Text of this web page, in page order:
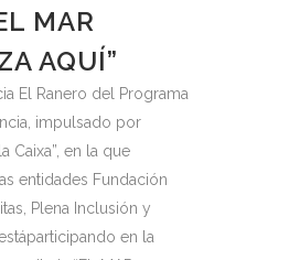
MAR
AQUÍ”
El Ranero del Programa
impulsado por
Caixa”, en la que
entidades Fundación
Plena Inclusión y
en la